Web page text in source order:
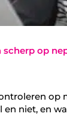
scherp op
op
en niet, en